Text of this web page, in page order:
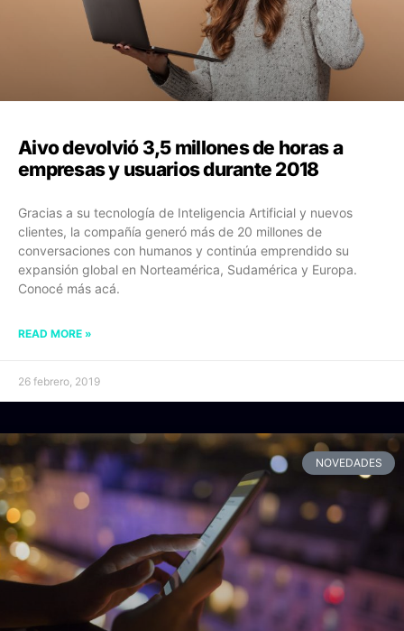
Aivo devolvió 3,5 millones de horas a
empresas y usuarios durante 2018
Gracias a su tecnología de Inteligencia Artificial y nuevos
clientes, la compañía generó más de 20 millones de
conversaciones con humanos y continúa emprendido su
expansión global en Norteamérica, Sudamérica y Europa.
Conocé más acá.
READ MORE »
26 febrero, 2019
NOVEDADES